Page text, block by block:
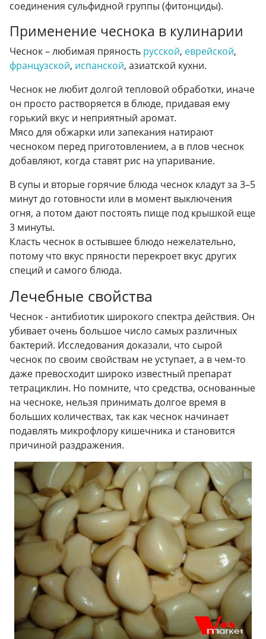
соединения сульфидной группы (фитонциды).
Применение чеснока в кулинарии
Чеснок – любимая пряность русской, еврейской,
французской, испанской, азиатской кухни.
Чеснок не любит долгой тепловой обработки, иначе
он просто растворяется в блюде, придавая ему
горький вкус и неприятный аромат.
Мясо для обжарки или запекания натирают
чесноком перед приготовлением, а в плов чеснок
добавляют, когда ставят рис на упаривание.
В супы и вторые горячие блюда чеснок кладут за 3–5
минут до готовности или в момент выключения
огня, а потом дают постоять пище под крышкой еще
3 минуты.
Класть чеснок в остывшее блюдо нежелательно,
потому что вкус пряности перекроет вкус других
специй и самого блюда.
Лечебные свойства
Чеснок - антибиотик широкого спектра действия. Он
убивает очень большое число самых различных
бактерий. Исследования доказали, что сырой
чеснок по своим свойствам не уступает, а в чем-то
даже превосходит широко известный препарат
тетрациклин. Но помните, что средства, основанные
на чесноке, нельзя принимать долгое время в
больших количествах, так как чеснок начинает
подавлять микрофлору кишечника и становится
причиной раздражения.